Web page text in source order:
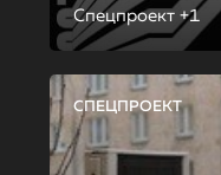
Спецпроект +1
СПЕЦПРОЕКТ